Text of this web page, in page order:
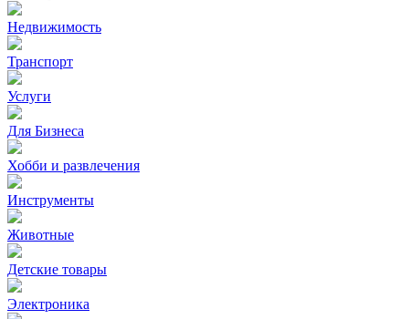
Недвижимость
Транспорт
Услуги
Для Бизнеса
Хобби и развлечения
Инструменты
Животные
Детские товары
Электроника